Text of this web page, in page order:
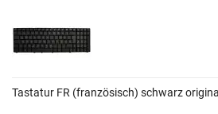
Tastatur FR (französisch) schwarz